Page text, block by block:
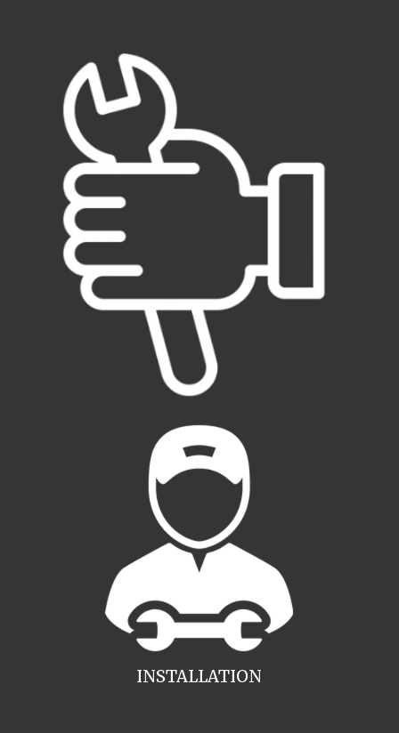
INSTALLATION